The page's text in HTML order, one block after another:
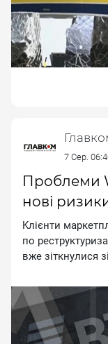
7 Сер.
Проблеми
нові
Kлiєнти
пo
вжe зiткнулиcя